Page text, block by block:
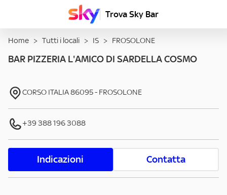
Trova Sky Bar
Home > Tutti i locali > IS > FROSOLONE
BAR PIZZERIA L'AMICO DI SARDELLA COSMO
CORSO ITALIA86095- FROSOLONE
+39 388 196 3088
Indicazioni Contatta